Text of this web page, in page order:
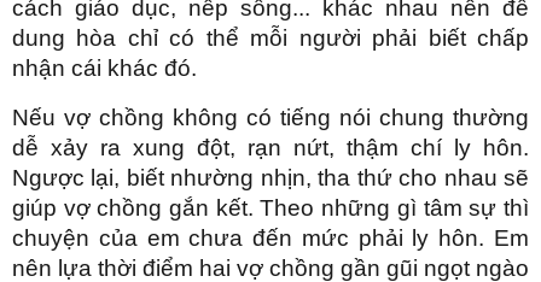
cách giáo dục, nếp sống... khác nhau nên để
dung hòa chỉ có thể mỗi người phải biết chấp
nhận cái khác đó.
Nếu vợ chồng không có tiếng nói chung thường
dễ xảy ra xung đột, rạn nứt, thậm chí ly hôn.
Ngược lại, biết nhường nhịn, tha thứ cho nhau sẽ
giúp vợ chồng gắn kết. Theo những gì tâm sự thì
chuyện của em chưa đến mức phải ly hôn. Em
nên lựa thời điểm hai vợ chồng gần gũi ngọt ngào